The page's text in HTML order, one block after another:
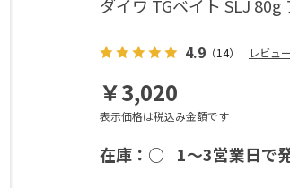
ダイワ TGベイト SLJ
4.9 （14） レビュ
￥3,020
表示価格は税込み金額です
在庫：○ 1～3営業日で